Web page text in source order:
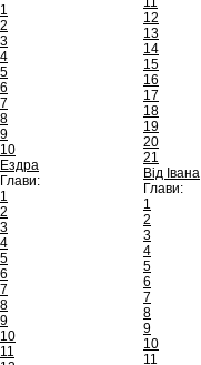
1
2
3
4
5
6
7
8
9
10
Ездра
Глави:
1
2
3
4
5
6
7
8
9
10
11
12
13
14
15
16
17
18
19
20
21
Від Івана
Глави:
1
2
3
4
5
6
7
8
9
10
11